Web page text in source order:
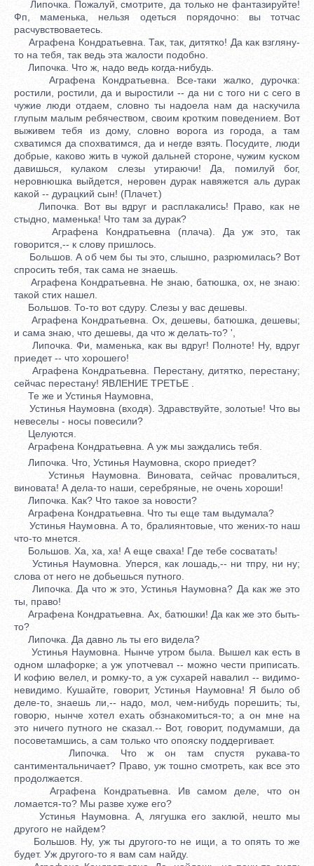
Липочка. Пожалуй, смотрите, да только не фантазируйте!
Фп, маменька, нельзя одеться порядочно: вы тотчас
расчувствоваетесь.
Аграфена Кондратьевна. Так, так, дитятко! Да как взгляну-
то на тебя, так ведь эта жалости подобно.
Липочка. Что ж, надо ведь когда-нибудь.
Аграфена Кондратьевна. Все-таки жалко, дурочка:
ростили, ростили, да и выростили -- да ни с того ни с сего в
чужие люди отдаем, словно ты надоела нам да наскучила
глупым малым ребячеством, своим кротким поведением. Вот
выживем тебя из дому, словно ворога из города, а там
схватимся да спохватимся, да и негде взять. Посудите, люди
добрые, каково жить в чужой дальней стороне, чужим куском
давишься, кулаком слезы утираючи! Да, помилуй бог,
неровнюшка выйдется, неровен дурак навяжется аль дурак
какой -- дурацкий сын! (Плачет.)
Липочка. Вот вы вдруг и расплакались! Право, как не
стыдно, маменька! Что там за дурак?
Аграфена Кондратьевна (плача). Да уж это, так
говорится,-- к слову пришлось.
Большов. А об чем бы ты это, слышно, разрюмилась? Вот
спросить тебя, так сама не знаешь.
Аграфена Кондратьевна. Не знаю, батюшка, ох, не знаю:
такой стих нашел.
Большов. То-то вот сдуру. Слезы у вас дешевы.
Аграфена Кондратьевна. Ох, дешевы, батюшка, дешевы;
и сама знаю, что дешевы, да что ж делать-то? ',
Липочка. Фи, маменька, как вы вдруг! Полноте! Ну, вдруг
приедет -- что хорошего!
Аграфена Кондратьевна. Перестану, дитятко, перестану;
сейчас перестану! ЯВЛЕНИЕ ТРЕТЬЕ .
Те же и Устинья Наумовна,
Устинья Наумовна (входя). Здравствуйте, золотые! Что вы
невеселы - носы повесили?
Целуются.
Аграфена Кондратьевна. А уж мы заждались тебя.
Липочка. Что, Устинья Наумовна, скоро приедет?
Устинья Наумовна. Виновата, сейчас провалиться,
виновата! А дела-то наши, серебряные, не очень хороши!
Липочка. Как? Что такое за новости?
Аграфена Кондратьевна. Что ты еще там выдумала?
Устинья Наумовна. А то, бралиянтовые, что жених-то наш
что-то мнется.
Большов. Ха, ха, ха! А еще сваха! Где тебе сосватать!
Устинья Наумовна. Уперся, как лошадь,-- ни тпру, ни ну;
слова от него не добьешься путного.
Липочка. Да что ж это, Устинья Наумовна? Да как же это
ты, право!
Аграфена Кондратьевна. Ах, батюшки! Да как же это быть-
то?
Липочка. Да давно ль ты его видела?
Устинья Наумовна. Нынче утром была. Вышел как есть в
одном шлафорке; а уж употчевал -- можно чести приписать.
И кофию велел, и ромку-то, а уж сухарей навалил -- видимо-
невидимо. Кушайте, говорит, Устинья Наумовна! Я было об
деле-то, знаешь ли,-- надо, мол, чем-нибудь порешить; ты,
говорю, нынче хотел ехать обзнакомиться-то; а он мне на
это ничего путного не сказал.-- Вот, говорит, подумамши, да
посоветамшись, а сам только что опояску поддергивает.
Липочка. Что ж он там спустя рукава-то
сантиментальничает? Право, уж тошно смотреть, как все это
продолжается.
Аграфена Кондратьевна. Ив самом деле, что он
ломается-то? Мы разве хуже его?
Устинья Наумовна. А, лягушка его заклюй, нешто мы
другого не найдем?
Большов. Ну, уж ты другого-то не ищи, а то опять то же
будет. Уж другого-то я вам сам найду.